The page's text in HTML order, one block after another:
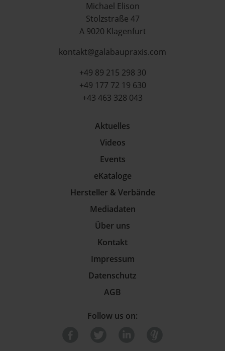
Michael Elison
Stolzstraße 47
A 9020 Klagenfurt
kontakt@galabaupraxis.com
+49 89 215 298 30
+49 177 72 19 630
+43 463 328 043
Aktuelles
Videos
Events
eKataloge
Hersteller & Verbände
Mediadaten
Über uns
Kontakt
Impressum
Datenschutz
AGB
Follow us on: